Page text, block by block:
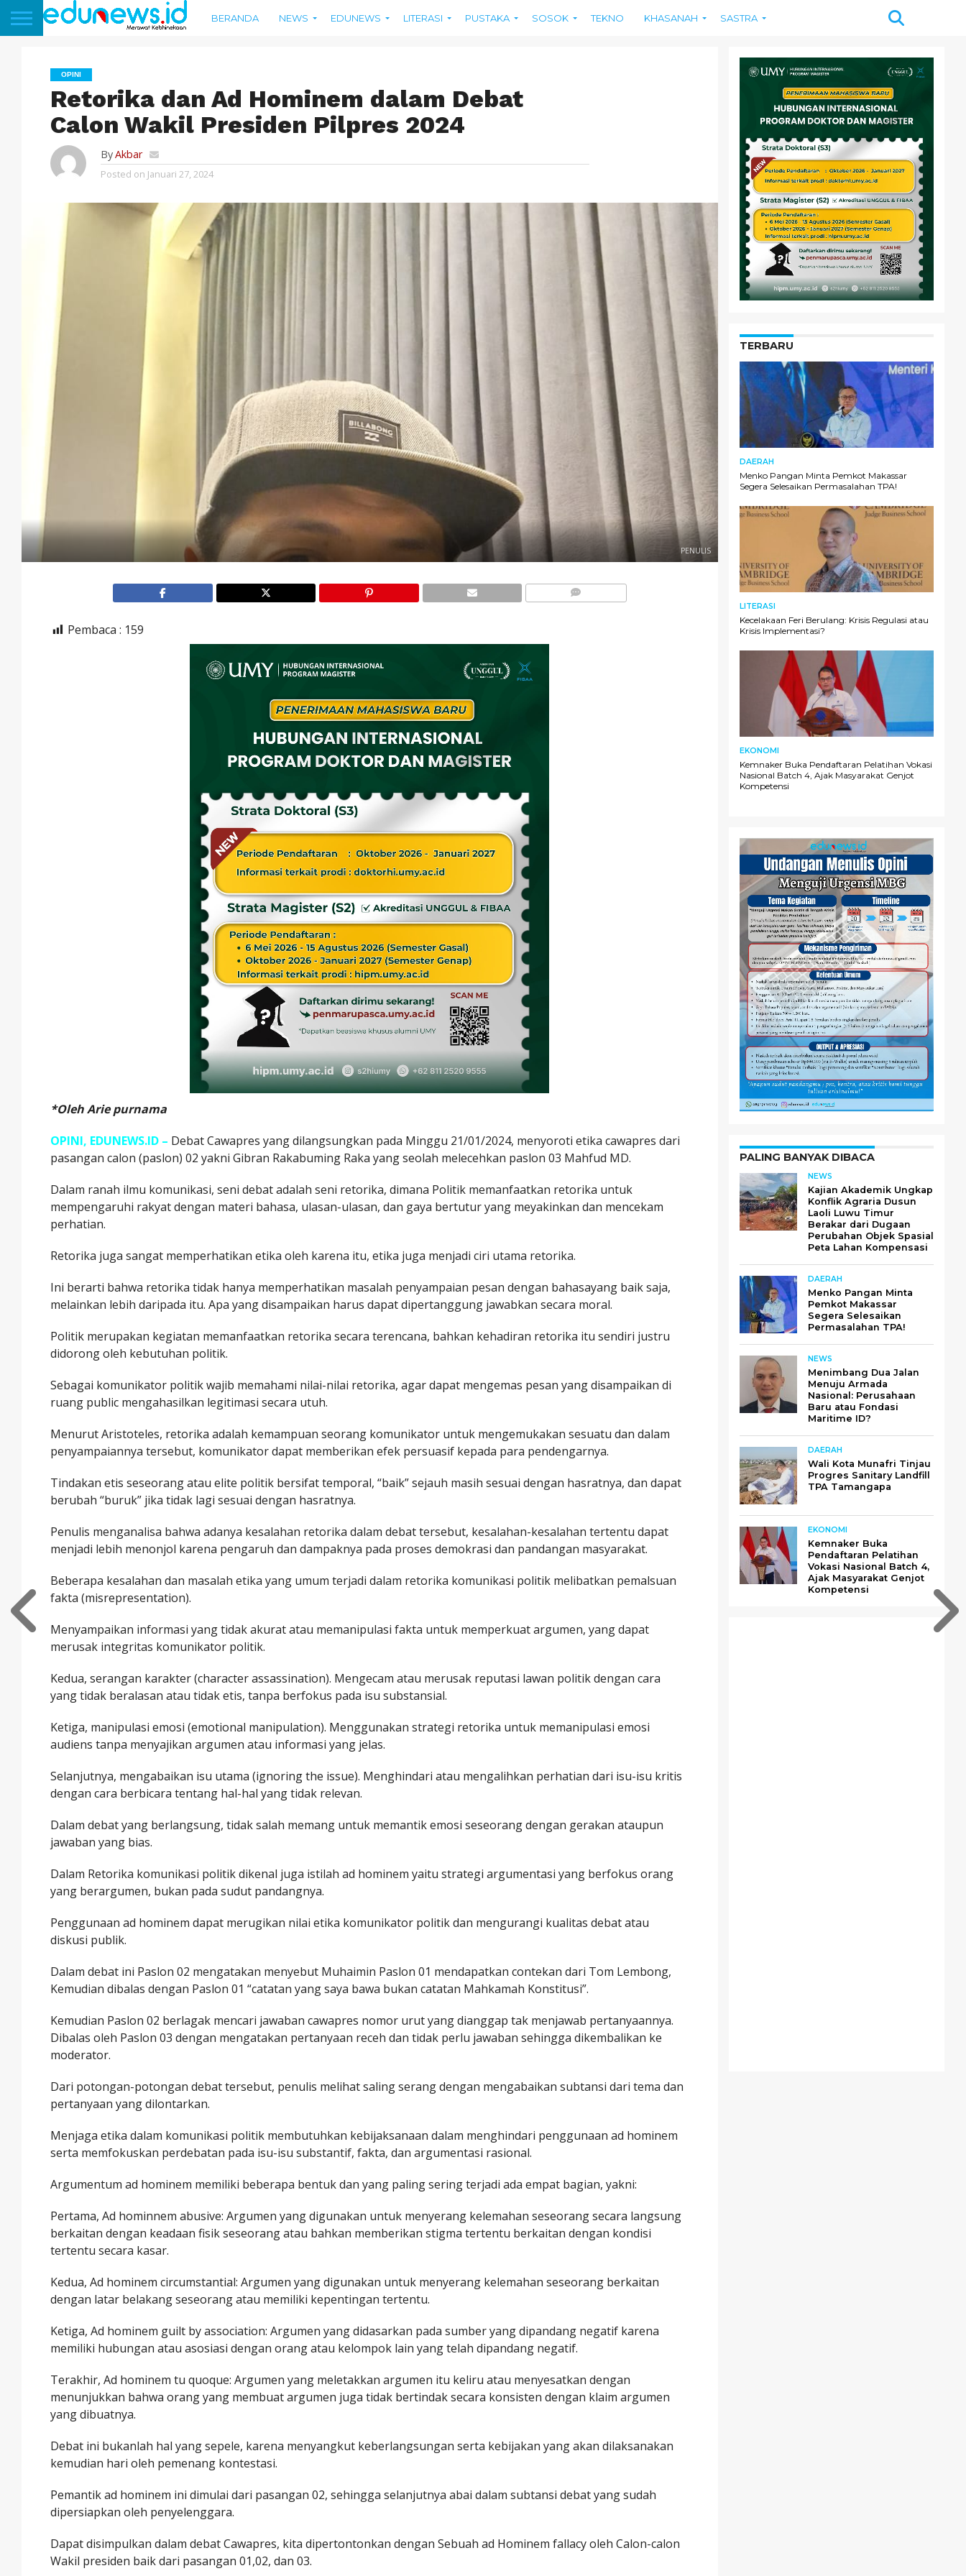
BERANDA NEWS EDUNEWS LITERASI PUSTAKA SOSOK TEKNO KHASANAH SASTRA
OPINI
Retorika dan Ad Hominem dalam Debat
Calon Wakil Presiden Pilpres 2024
ByAkbar
Posted on Januari 27, 2024
PENULIS
Pembaca : 159
*Oleh Arie purnama
OPINI, EDUNEWS.ID – Debat Cawapres yang dilangsungkan pada Minggu 21/01/2024, menyoroti etika cawapres dari
pasangan calon (paslon) 02 yakni Gibran Rakabuming Raka yang seolah melecehkan paslon 03 Mahfud MD.
Dalam ranah ilmu komunikasi, seni debat adalah seni retorika, dimana Politik memanfaatkan retorika untuk
mempengaruhi rakyat dengan materi bahasa, ulasan-ulasan, dan gaya bertutur yang meyakinkan dan mencekam
perhatian.
Retorika juga sangat memperhatikan etika oleh karena itu, etika juga menjadi ciri utama retorika.
Ini berarti bahwa retorika tidak hanya memperhatikan masalah penyampaian pesan dengan bahasayang baik saja,
melainkan lebih daripada itu. Apa yang disampaikan harus dapat dipertanggung jawabkan secara moral.
Politik merupakan kegiatan memanfaatkan retorika secara terencana, bahkan kehadiran retorika itu sendiri justru
didorong oleh kebutuhan politik.
Sebagai komunikator politik wajib memahami nilai-nilai retorika, agar dapat mengemas pesan yang disampaikan di
ruang public mengahasilkan legitimasi secara utuh.
Menurut Aristoteles, retorika adalah kemampuan seorang komunikator untuk mengemukakan sesuatu dan dalam
penyampaiannya tersebut, komunikator dapat memberikan efek persuasif kepada para pendengarnya.
Tindakan etis seseorang atau elite politik bersifat temporal, “baik” sejauh masih sesuai dengan hasratnya, dan dapat
berubah “buruk” jika tidak lagi sesuai dengan hasratnya.
Penulis menganalisa bahwa adanya kesalahan retorika dalam debat tersebut, kesalahan-kesalahan tertentu dapat
menjadi lebih menonjol karena pengaruh dan dampaknya pada proses demokrasi dan pandangan masyarakat.
Beberapa kesalahan dan masalah etika yang umum terjadi dalam retorika komunikasi politik melibatkan pemalsuan
fakta (misrepresentation).
Menyampaikan informasi yang tidak akurat atau memanipulasi fakta untuk memperkuat argumen, yang dapat
merusak integritas komunikator politik.
Kedua, serangan karakter (character assassination). Mengecam atau merusak reputasi lawan politik dengan cara
yang tidak beralasan atau tidak etis, tanpa berfokus pada isu substansial.
Ketiga, manipulasi emosi (emotional manipulation). Menggunakan strategi retorika untuk memanipulasi emosi
audiens tanpa menyajikan argumen atau informasi yang jelas.
Selanjutnya, mengabaikan isu utama (ignoring the issue). Menghindari atau mengalihkan perhatian dari isu-isu kritis
dengan cara berbicara tentang hal-hal yang tidak relevan.
Dalam debat yang berlangsung, tidak salah memang untuk memantik emosi seseorang dengan gerakan ataupun
jawaban yang bias.
Dalam Retorika komunikasi politik dikenal juga istilah ad hominem yaitu strategi argumentasi yang berfokus orang
yang berargumen, bukan pada sudut pandangnya.
Penggunaan ad hominem dapat merugikan nilai etika komunikator politik dan mengurangi kualitas debat atau
diskusi publik.
Dalam debat ini Paslon 02 mengatakan menyebut Muhaimin Paslon 01 mendapatkan contekan dari Tom Lembong,
Kemudian dibalas dengan Paslon 01 “catatan yang saya bawa bukan catatan Mahkamah Konstitusi”.
Kemudian Paslon 02 berlagak mencari jawaban cawapres nomor urut yang dianggap tak menjawab pertanyaannya.
Dibalas oleh Paslon 03 dengan mengatakan pertanyaan receh dan tidak perlu jawaban sehingga dikembalikan ke
moderator.
Dari potongan-potongan debat tersebut, penulis melihat saling serang dengan mengabaikan subtansi dari tema dan
pertanyaan yang dilontarkan.
Menjaga etika dalam komunikasi politik membutuhkan kebijaksanaan dalam menghindari penggunaan ad hominem
serta memfokuskan perdebatan pada isu-isu substantif, fakta, dan argumentasi rasional.
Argumentum ad hominem memiliki beberapa bentuk dan yang paling sering terjadi ada empat bagian, yakni:
Pertama, Ad hominnem abusive: Argumen yang digunakan untuk menyerang kelemahan seseorang secara langsung
berkaitan dengan keadaan fisik seseorang atau bahkan memberikan stigma tertentu berkaitan dengan kondisi
tertentu secara kasar.
Kedua, Ad hominem circumstantial: Argumen yang digunakan untuk menyerang kelemahan seseorang berkaitan
dengan latar belakang seseorang atau memiliki kepentingan tertentu.
Ketiga, Ad hominem guilt by association: Argumen yang didasarkan pada sumber yang dipandang negatif karena
memiliki hubungan atau asosiasi dengan orang atau kelompok lain yang telah dipandang negatif.
Terakhir, Ad hominem tu quoque: Argumen yang meletakkan argumen itu keliru atau menyesatkan dengan
menunjukkan bahwa orang yang membuat argumen juga tidak bertindak secara konsisten dengan klaim argumen
yang dibuatnya.
Debat ini bukanlah hal yang sepele, karena menyangkut keberlangsungan serta kebijakan yang akan dilaksanakan
kemudian hari oleh pemenang kontestasi.
Pemantik ad hominem ini dimulai dari pasangan 02, sehingga selanjutnya abai dalam subtansi debat yang sudah
dipersiapkan oleh penyelenggara.
Dapat disimpulkan dalam debat Cawapres, kita dipertontonkan dengan Sebuah ad Hominem fallacy oleh Calon-calon
Wakil presiden baik dari pasangan 01,02, dan 03.
TERBARU
DAERAH
Menko Pangan Minta Pemkot Makassar
Segera Selesaikan Permasalahan TPA!
LITERASI
Kecelakaan Feri Berulang: Krisis Regulasi atau
Krisis Implementasi?
EKONOMI
Kemnaker Buka Pendaftaran Pelatihan Vokasi
Nasional Batch 4, Ajak Masyarakat Genjot
Kompetensi
PALING BANYAK DIBACA
NEWS
Kajian Akademik Ungkap
Konflik Agraria Dusun
Laoli Luwu Timur
Berakar dari Dugaan
Perubahan Objek Spasial
Peta Lahan Kompensasi
DAERAH
Menko Pangan Minta
Pemkot Makassar
Segera Selesaikan
Permasalahan TPA!
NEWS
Menimbang Dua Jalan
Menuju Armada
Nasional: Perusahaan
Baru atau Fondasi
Maritime ID?
DAERAH
Wali Kota Munafri Tinjau
Progres Sanitary Landfill
TPA Tamangapa
EKONOMI
Kemnaker Buka
Pendaftaran Pelatihan
Vokasi Nasional Batch 4,
Ajak Masyarakat Genjot
Kompetensi